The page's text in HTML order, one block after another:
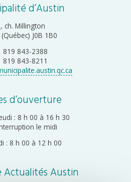
d’Austin
ch. Millington
J0B 1B0
819 843-2388
843-8211
d’ouverture
: 8 h 00 à 16 h 30
le midi
: 8 h 00 à 12 h 00
Austin